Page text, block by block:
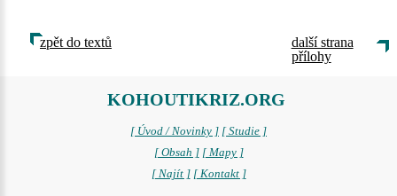
zpět do textů
další strana
přílohy
KOHOUTIKRIZ.ORG
[ Úvod / Novinky ] [ Studie ]
[ Obsah ] [ Mapy ]
[ Najít ] [ Kontakt ]